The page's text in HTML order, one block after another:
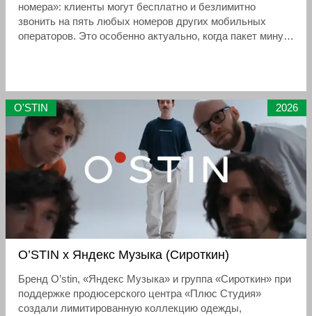
номера»: клиенты могут бесплатно и безлимитно
звонить на пять любых номеров других мобильных
операторов. Это особенно актуально, когда пакет минут
O'STIN 2026
O’STIN x Яндекс Музыка (Сироткин)
Бренд O’stin, «Яндекс Музыка» и группа «Сироткин» при
поддержке продюсерского центра «Плюс Студия»
создали лимитированную коллекцию одежды,